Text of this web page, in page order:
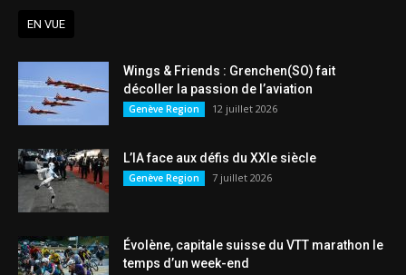
EN VUE
Wings & Friends : Grenchen(SO) fait
décoller la passion de l’aviation
Genève Region 12 juillet 2026
L’IA face aux défis du XXIe siècle
Genève Region 7 juillet 2026
Évolène, capitale suisse du VTT marathon le
temps d’un week-end